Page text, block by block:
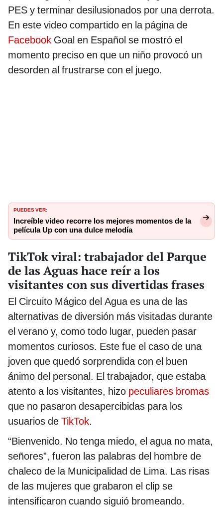
PES y terminar desilusionados por una derrota.
En este video compartido en la página de
Facebook Goal en Español se mostró el
momento preciso en que un niño provocó un
desorden al frustrarse con el juego.
PUEDES VER:
Increíble video recorre los mejores momentos de la
película Up con una dulce melodía
TikTok viral: trabajador del Parque
de las Aguas hace reír a los
visitantes con sus divertidas frases
El Circuito Mágico del Agua es una de las
alternativas de diversión más visitadas durante
el verano y, como todo lugar, pueden pasar
momentos curiosos. Este fue el caso de una
joven que quedó sorprendida con el buen
ánimo del personal. El trabajador, que estaba
atento a los visitantes, hizo peculiares bromas
que no pasaron desapercibidas para los
usuarios de TikTok.
“Bienvenido. No tenga miedo, el agua no mata,
señores”, fueron las palabras del hombre de
chaleco de la Municipalidad de Lima. Las risas
de las mujeres que grabaron el clip se
intensificaron cuando siguió bromeando.